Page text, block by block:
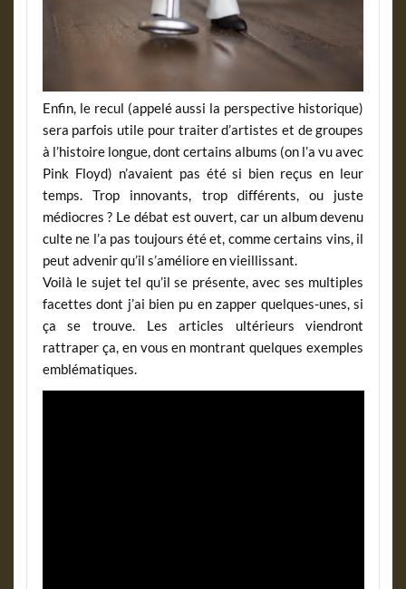
Enfin, le recul (appelé aussi la perspective historique)
sera parfois utile pour traiter d’artistes et de groupes
à l’histoire longue, dont certains albums (on l’a vu avec
Pink Floyd) n’avaient pas été si bien reçus en leur
temps. Trop innovants, trop différents, ou juste
médiocres ? Le débat est ouvert, car un album devenu
culte ne l’a pas toujours été et, comme certains vins, il
peut advenir qu’il s’améliore en vieillissant.
Voilà le sujet tel qu’il se présente, avec ses multiples
facettes dont j’ai bien pu en zapper quelques-unes, si
ça se trouve. Les articles ultérieurs viendront
rattraper ça, en vous en montrant quelques exemples
emblématiques.